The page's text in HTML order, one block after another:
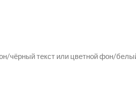
чёрный текст или цветной фон/